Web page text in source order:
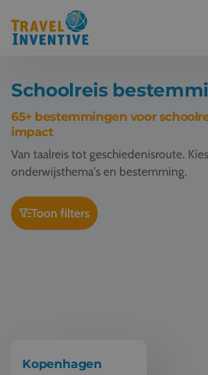
Bestemmingen
Schoolreis thema's
Voor docenten
Over ons
Een offerte aanvragen
Schoolreis
65+ bestemmingen voor
impact
Van taalreis tot geschiedenisroute.
onderwijsthema's en bestemming.
Toon filters
Kopenhagen